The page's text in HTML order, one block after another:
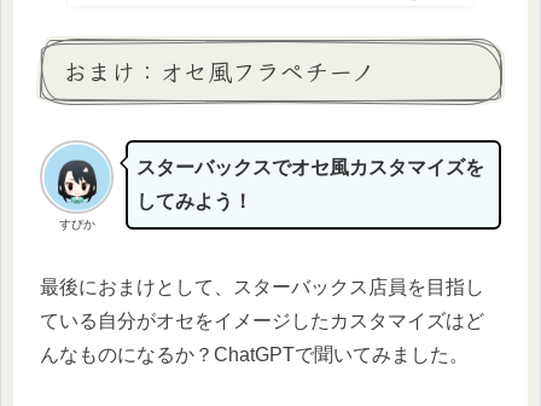
おまけ：オセ風フラペチーノ
すぴか
スターバックスでオセ風カスタマイズを
してみよう！
最後におまけとして、スターバックス店員を目指し
ている自分がオセをイメージしたカスタマイズはど
んなものになるか？ChatGPTで聞いてみました。